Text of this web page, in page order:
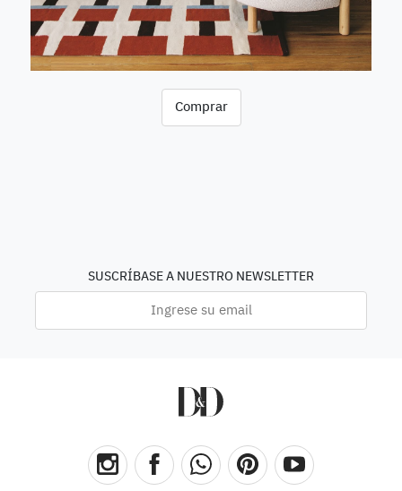
Comprar
SUSCRÍBASE A NUESTRO NEWSLETTER